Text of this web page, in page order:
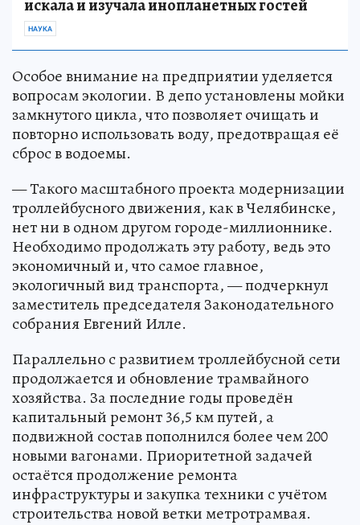
искала и изучала инопланетных гостей
НАУКА
Особое внимание на предприятии уделяется
вопросам экологии. В депо установлены мойки
замкнутого цикла, что позволяет очищать и
повторно использовать воду, предотвращая её
сброс в водоемы.
— Такого масштабного проекта модернизации
троллейбусного движения, как в Челябинске,
нет ни в одном другом городе-миллионнике.
Необходимо продолжать эту работу, ведь это
экономичный и, что самое главное,
экологичный вид транспорта, — подчеркнул
заместитель председателя Законодательного
собрания Евгений Илле.
Параллельно с развитием троллейбусной сети
продолжается и обновление трамвайного
хозяйства. За последние годы проведён
капитальный ремонт 36,5 км путей, а
подвижной состав пополнился более чем 200
новыми вагонами. Приоритетной задачей
остаётся продолжение ремонта
инфраструктуры и закупка техники с учётом
строительства новой ветки метротрамвая.